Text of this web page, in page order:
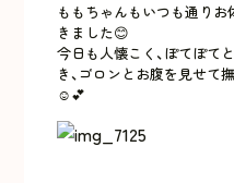
ももちゃんもいつも通り
きました😊
今日も人懐こく、ぽてぽて
き、ゴロンとお腹を見せて
☺️💕